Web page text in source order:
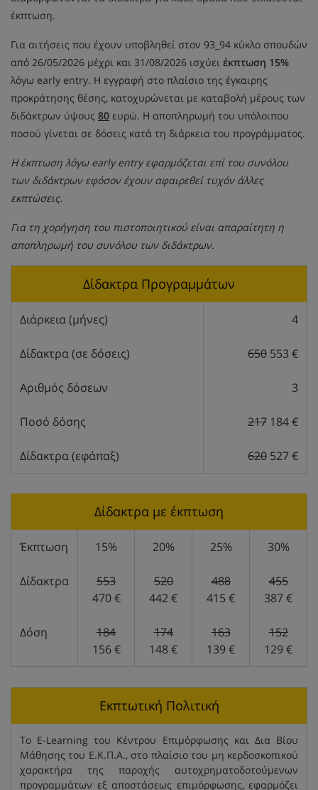
έκπτωση.
Για αιτήσεις που έχουν υποβληθεί στον 93_94 κύκλο σπουδών
από 26/05/2026 μέχρι και 31/08/2026 ισχύει έκπτωση 15%
λόγω early entry. Η εγγραφή στο πλαίσιο της έγκαιρης
προκράτησης θέσης, κατοχυρώνεται με καταβολή μέρους των
διδάκτρων ύψους 80 ευρώ. Η αποπληρωμή του υπόλοιπου
ποσού γίνεται σε δόσεις κατά τη διάρκεια του προγράμματος.
Η έκπτωση λόγω early entry εφαρμόζεται επί του συνόλου
των διδάκτρων εφόσον έχουν αφαιρεθεί τυχόν άλλες
εκπτώσεις.
Για τη χορήγηση του πιστοποιητικού είναι απαραίτητη η
αποπληρωμή του συνόλου των διδάκτρων.
Δίδακτρα Προγραμμάτων
Διάρκεια (μήνες) 4
Δίδακτρα (σε δόσεις) 650 553 €
Αριθμός δόσεων 3
Ποσό δόσης 217 184 €
Δίδακτρα (εφάπαξ) 620 527 €
Δίδακτρα με έκπτωση
Έκπτωση 15% 20% 25% 30%
Δίδακτρα
553
470 €
520
442 €
488
415 €
455
387 €
Δόση
184
156 €
174
148 €
163
139 €
152
129 €
Εκπτωτική Πολιτική
Το E-Learning του Κέντρου Επιμόρφωσης και Δια Βίου
Μάθησης του Ε.Κ.Π.Α., στο πλαίσιο του μη κερδοσκοπικού
χαρακτήρα της παροχής αυτοχρηματοδοτούμενων
προγραμμάτων εξ αποστάσεως επιμόρφωσης, εφαρμόζει